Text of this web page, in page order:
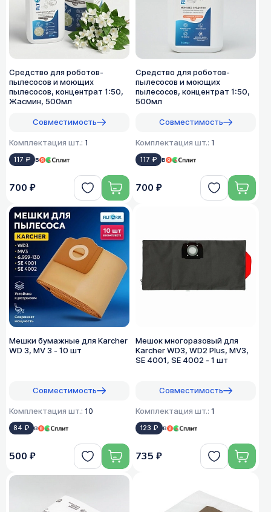
Средство для роботов-
пылесосов и моющих
пылесосов, концентрат 1:50,
Жасмин, 500мл
Совместимость
Комплектация шт.: 1
117 ₽ в
700 ₽
Средство для роботов-
пылесосов и моющих
пылесосов, концентрат 1:50,
500мл
Совместимость
Комплектация шт.: 1
117 ₽ в
700 ₽
Мешки бумажные для Karcher
WD 3, MV 3 - 10 шт
Совместимость
Комплектация шт.: 10
84 ₽ в
500 ₽
Мешок многоразовый для
Karcher WD3, WD2 Plus, MV3,
SE 4001, SE 4002 - 1 шт
Совместимость
Комплектация шт.: 1
123 ₽ в
735 ₽